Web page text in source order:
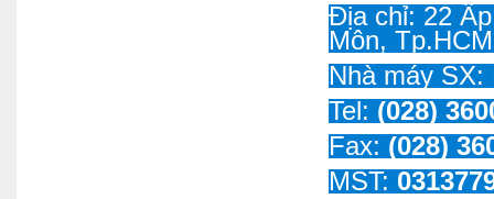
Địa chỉ: 22
Môn, Tp.HCM
Nhà máy
Tel: (028)
Fax: (028)
MST: